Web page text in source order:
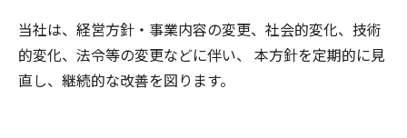
当社は、経営方針・事業内容の変更、社会的変化、技術
的変化、法令等の変更などに伴い、 本方針を定期的に見
直し、継続的な改善を図ります。